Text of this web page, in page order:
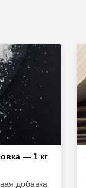
— 1 кг
добавка